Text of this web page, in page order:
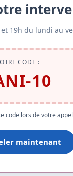
19h du lundi au
CODE :
10
code lors de votre appel
maintenant